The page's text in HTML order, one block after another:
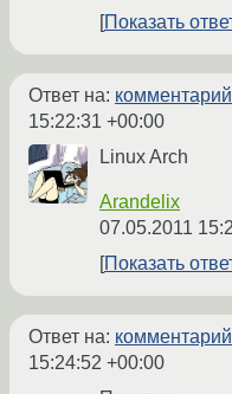
Показать
Ответ на: комментарий
15:22:31 +00:00
Linux Arch
Arandelix
07.05.2011
Показать
Ответ на: комментарий
15:24:52 +00:00